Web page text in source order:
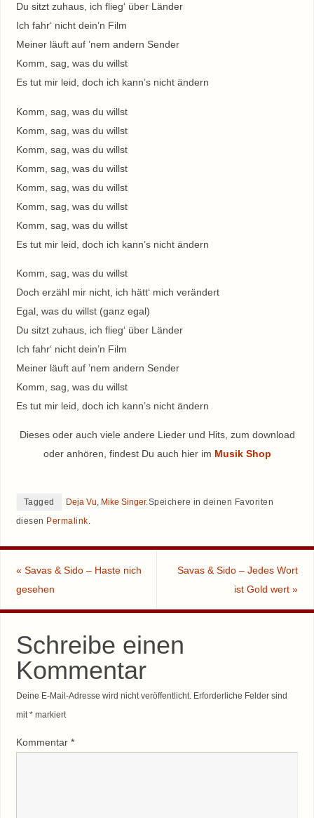
Du sitzt zuhaus, ich flieg‘ über Länder
Ich fahr‘ nicht dein’n Film
Meiner läuft auf ’nem andern Sender
Komm, sag, was du willst
Es tut mir leid, doch ich kann’s nicht ändern
Komm, sag, was du willst
Komm, sag, was du willst
Komm, sag, was du willst
Komm, sag, was du willst
Komm, sag, was du willst
Komm, sag, was du willst
Komm, sag, was du willst
Es tut mir leid, doch ich kann’s nicht ändern
Komm, sag, was du willst
Doch erzähl mir nicht, ich hätt‘ mich verändert
Egal, was du willst (ganz egal)
Du sitzt zuhaus, ich flieg‘ über Länder
Ich fahr‘ nicht dein’n Film
Meiner läuft auf ’nem andern Sender
Komm, sag, was du willst
Es tut mir leid, doch ich kann’s nicht ändern
Dieses oder auch viele andere Lieder und Hits, zum download
oder anhören, findest Du auch hier im Musik Shop
Tagged Deja Vu Mike Singer. Speichere in deinen Favoriten
diesen Permalink
« Savas & Sido – Haste nich
gesehen
Savas & Sido – Jedes Wort
ist Gold wert»
Schreibe einen
Kommentar
Deine E-Mail-Adresse wird nicht veröffentlicht. Erforderliche Felder sind
mit *markiert
Kommentar *